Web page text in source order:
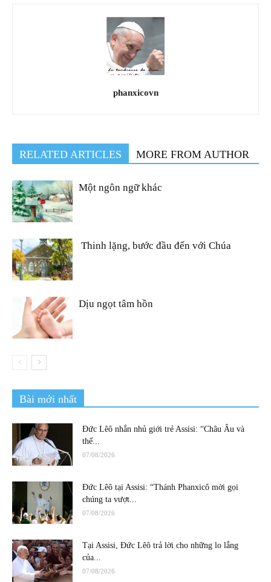
phanxicovn
RELATED ARTICLES MORE FROM AUTHOR
Một ngôn ngữ khác
Thinh lặng, bước đầu đến với Chúa
Dịu ngọt tâm hồn
Bài mới nhất
Đức Lêô nhắn nhủ giới trẻ Assisi: “Châu Âu và
thế...
07/08/2026
Đức Lêô tại Assisi: “Thánh Phanxicô mời gọi
chúng ta vượt...
07/08/2026
Tại Assisi, Đức Lêô trả lời cho những lo lắng
của...
07/08/2026